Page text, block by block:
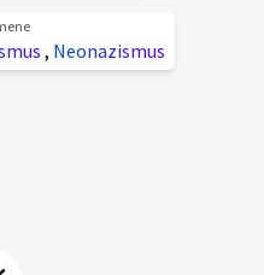
, Neonazismus